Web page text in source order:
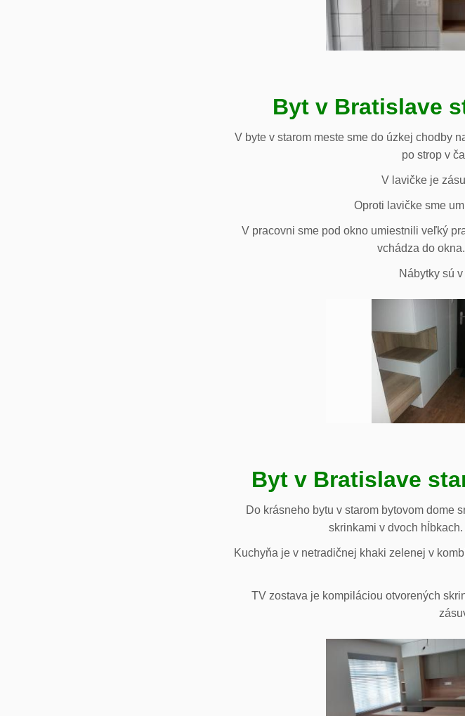
Byt v Bratislave
V byte v starom meste sme do úzkej chodby
po strop v
V lavičke je
Oproti lavičke sme
V pracovni sme pod okno umiestnili veľký
vchádza do
Nábytky sú
Byt v Bratislave
Do krásneho bytu v starom bytovom dome
skrinkami v dvoch
Kuchyňa je v netradičnej khaki zelenej v
TV zostava je kompiláciou otvorených